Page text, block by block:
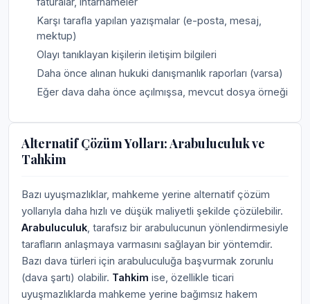
Karşı tarafla yapılan yazışmalar (e-posta, mesaj,
mektup)
Olayı tanıklayan kişilerin iletişim bilgileri
Daha önce alınan hukuki danışmanlık raporları (varsa)
Eğer dava daha önce açılmışsa, mevcut dosya örneği
Alternatif Çözüm Yolları: Arabuluculuk ve
Tahkim
Bazı uyuşmazlıklar, mahkeme yerine alternatif çözüm
yollarıyla daha hızlı ve düşük maliyetli şekilde çözülebilir.
Arabuluculuk , tarafsız bir arabulucunun yönlendirmesiyle
tarafların anlaşmaya varmasını sağlayan bir yöntemdir.
Bazı dava türleri için arabuluculuğa başvurmak zorunlu
(dava şartı) olabilir. Tahkim ise, özellikle ticari
uyuşmazlıklarda mahkeme yerine bağımsız hakem